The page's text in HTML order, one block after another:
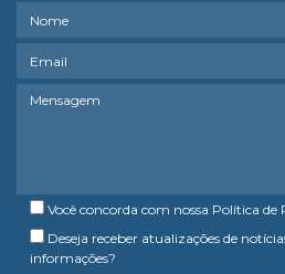
Você concorda com nossa Política de
Deseja receber atualizações de
informações?